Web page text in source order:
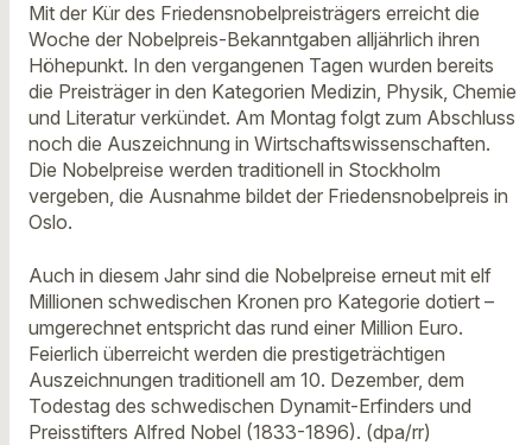
Mit der Kür des Friedensnobelpreisträgers erreicht die
Woche der Nobelpreis-Bekanntgaben alljährlich ihren
Höhepunkt. In den vergangenen Tagen wurden bereits
die Preisträger in den Kategorien Medizin, Physik, Chemie
und Literatur verkündet. Am Montag folgt zum Abschluss
noch die Auszeichnung in Wirtschaftswissenschaften.
Die Nobelpreise werden traditionell in Stockholm
vergeben, die Ausnahme bildet der Friedensnobelpreis in
Oslo.
Auch in diesem Jahr sind die Nobelpreise erneut mit elf
Millionen schwedischen Kronen pro Kategorie dotiert –
umgerechnet entspricht das rund einer Million Euro.
Feierlich überreicht werden die prestigeträchtigen
Auszeichnungen traditionell am 10. Dezember, dem
Todestag des schwedischen Dynamit-Erfinders und
Preisstifters Alfred Nobel (1833-1896). (dpa/rr)